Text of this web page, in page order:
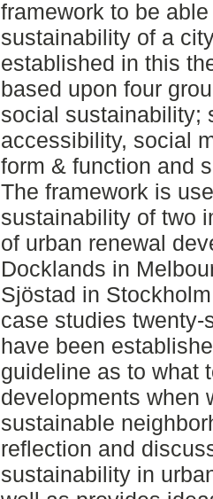
framework to be
sustainability of a
established in this
based upon four
social sustainability;
accessibility, social
form & function and
The framework is
sustainability of two
of urban renewal
Docklands in
Sjöstad in
case studies
have been
guideline as to what
developments when
sustainable
reflection and
sustainability in